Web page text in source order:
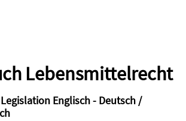
Lebensmittelrecht
Englisch - Deutsch /